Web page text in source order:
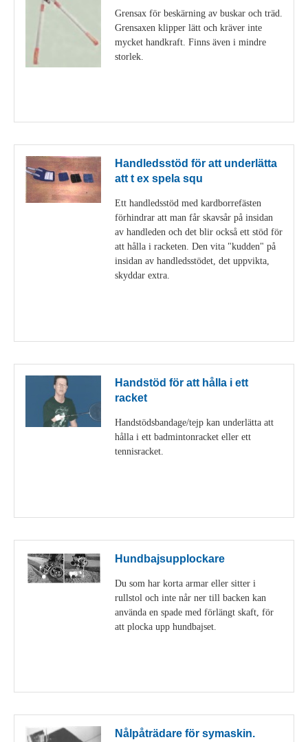
Grensax för beskärning av buskar och träd.
Grensaxen klipper lätt och kräver inte
mycket handkraft. Finns även i mindre
storlek.
Handledsstöd för att underlätta
att t ex spela squ
Ett handledsstöd med kardborrefästen
förhindrar att man får skavsår på insidan
av handleden och det blir också ett stöd för
att hålla i racketen. Den vita "kudden" på
insidan av handledsstödet, det uppvikta,
skyddar extra.
Handstöd för att hålla i ett
racket
Handstödsbandage/tejp kan underlätta att
hålla i ett badmintonracket eller ett
tennisracket.
Hundbajsupplockare
Du som har korta armar eller sitter i
rullstol och inte når ner till backen kan
använda en spade med förlängt skaft, för
att plocka upp hundbajset.
Nålpåträdare för symaskin.